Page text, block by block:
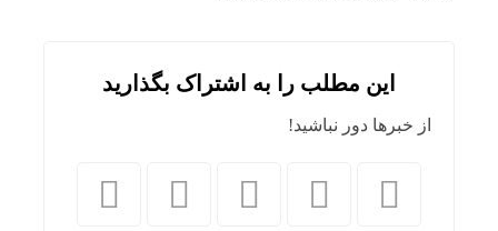
این مطلب را به اشتراک بگذارید
از خبرها دور نباشید!